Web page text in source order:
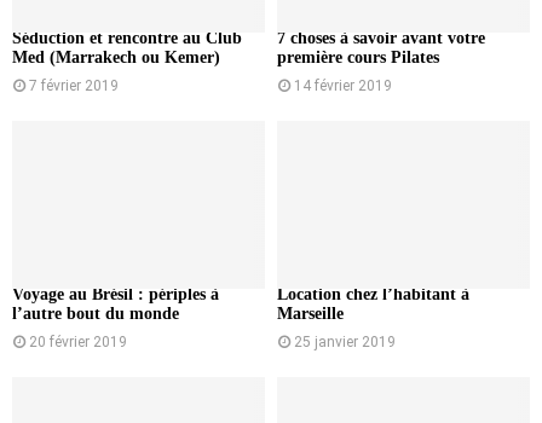
Séduction et rencontre au Club
Med (Marrakech ou Kemer)
7 février 2019
7 choses à savoir avant votre
première cours Pilates
14 février 2019
Voyage au Brésil : périples à
l’autre bout du monde
20 février 2019
Location chez l’habitant à
Marseille
25 janvier 2019